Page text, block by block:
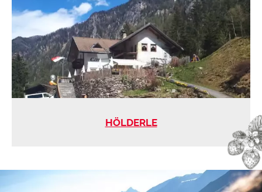
HÖLDERLE